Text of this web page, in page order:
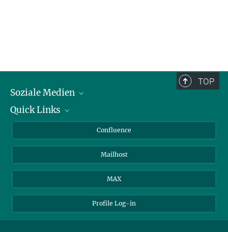
TOP
Soziale Medien
LinkedIn
YouTube
Quick Links
Für Journalisten und Journalistinnen
Über Tiere in der Forschung
Ihr Weg zu uns
Confluence
Mailhost
MAX
Profile Log-in